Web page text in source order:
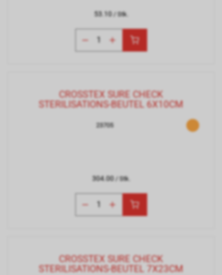
53.10/ Stk.
CROSSTEX SURE CHECK
STERILISATIONS-BEUTEL 6X10CM
23705
304.00/ Stk.
CROSSTEX SURE CHECK
STERILISATIONS-BEUTEL 7X23CM